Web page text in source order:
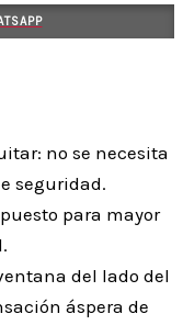
no se necesita
seguridad.
para mayor
del lado del
áspera de